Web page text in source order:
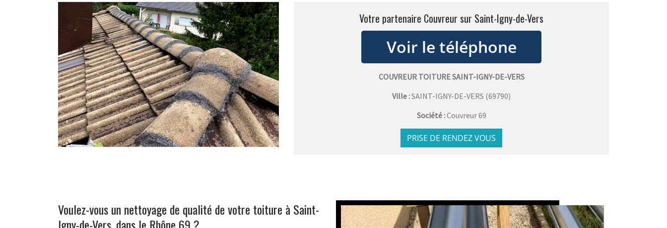
Votre partenaire Couvreur sur Saint-Igny-de-Vers
COUVREUR TOITURE SAINT-IGNY-DE-VERS
Ville :SAINT-IGNY-DE-VERS (69790)
Société :Couvreur 69
PRISE DE RENDEZ VOUS
Voulez-vous un nettoyage de qualité de votre toiture à Saint-